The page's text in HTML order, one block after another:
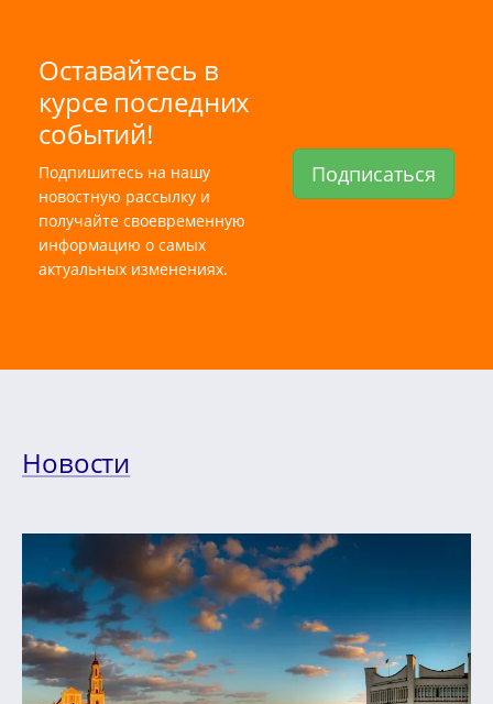
Оставайтесь в
курсе последних
событий!
Подпишитесь на нашу
новостную рассылку и
получайте своевременную
информацию о самых
актуальных изменениях.
Подписаться
Новости